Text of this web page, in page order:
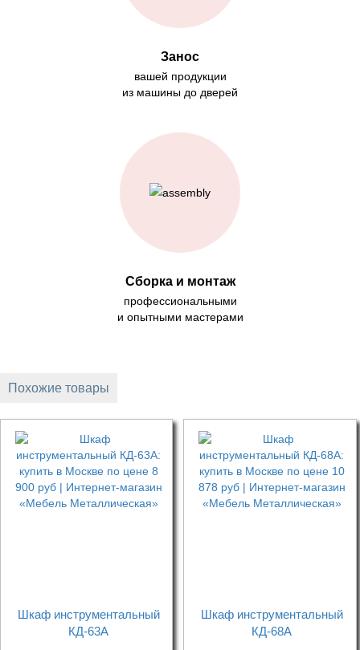
Занос
вашей продукции
из машины до дверей
Сборка и монтаж
профессиональными
и опытными мастерами
Похожие товары
Шкаф инструментальный
КД-63А
Шкаф инструментальный
КД-68А